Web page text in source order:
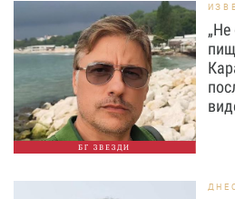
БГ ЗВЕЗДИ